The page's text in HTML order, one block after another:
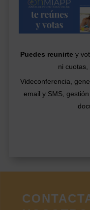
Puedes reunirte y
ni cuotas,
Videconferencia,
email y SMS,